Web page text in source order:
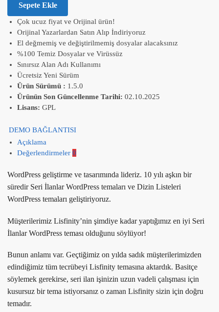
Sepete Ekle
Çok ucuz fiyat ve Orijinal ürün!
Orijinal Yazarlardan Satın Alıp İndiriyoruz
El değmemiş ve değiştirilmemiş dosyalar alacaksınız
%100 Temiz Dosyalar ve Virüssüz
Sınırsız Alan Adı Kullanımı
Ücretsiz Yeni Sürüm
Ürün Sürümü : 1.5.0
Ürünün Son Güncellenme Tarihi: 02.10.2025
Lisans: GPL
DEMO BAĞLANTISI
Açıklama
Değerlendirmeler 0
WordPress geliştirme ve tasarımında lideriz. 10 yılı aşkın bir
süredir Seri İlanlar WordPress temaları ve Dizin Listeleri
WordPress temaları geliştiriyoruz.
Müşterilerimiz Lisfinity’nin şimdiye kadar yaptığımız en iyi Seri
İlanlar WordPress teması olduğunu söylüyor!
Bunun anlamı var. Geçtiğimiz on yılda sadık müşterilerimizden
edindiğimiz tüm tecrübeyi Lisfinity temasına aktardık. Basitçe
söylemek gerekirse, seri ilan işinizin uzun vadeli çalışması için
kusursuz bir tema istiyorsanız o zaman Lisfinity sizin için doğru
temadır.